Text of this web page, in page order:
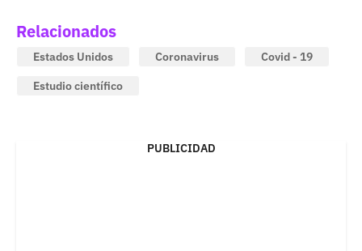
Relacionados
Estados Unidos Coronavirus
Covid - 19
Estudio científico
PUBLICIDAD